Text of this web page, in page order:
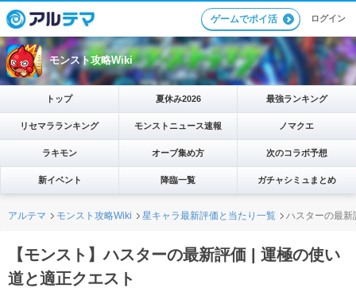
ゲームでポイ活 ログイン
モンスト攻略Wiki
トップ 夏休み2026 最強ランキング
リセマラランキング モンストニュース速報 ノマクエ
ラキモン オーブ集め方 次のコラボ予想
新イベント 降臨一覧 ガチャシミュまとめ
アルテマ モンスト攻略Wiki 星キャラ最新評価と当たり一覧 ハスターの最新
【モンスト】ハスターの最新評価 | 運極の使い
道と適正クエスト